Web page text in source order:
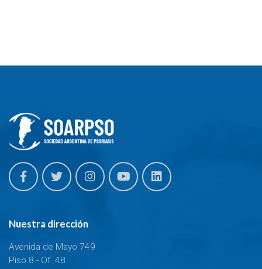
Nuestra dirección
Avenida de Mayo 749
Piso 8 - Of. 48